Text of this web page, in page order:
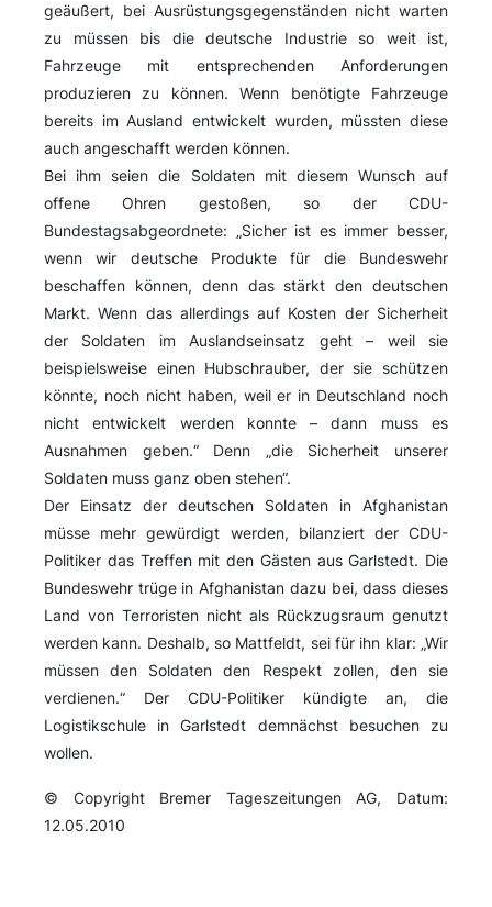
geäußert, bei Ausrüstungsgegenständen nicht warten
zu müssen bis die deutsche Industrie so weit ist,
Fahrzeuge mit entsprechenden Anforderungen
produzieren zu können. Wenn benötigte Fahrzeuge
bereits im Ausland entwickelt wurden, müssten diese
auch angeschafft werden können.
Bei ihm seien die Soldaten mit diesem Wunsch auf
offene Ohren gestoßen, so der CDU-
Bundestagsabgeordnete: „Sicher ist es immer besser,
wenn wir deutsche Produkte für die Bundeswehr
beschaffen können, denn das stärkt den deutschen
Markt. Wenn das allerdings auf Kosten der Sicherheit
der Soldaten im Auslandseinsatz geht – weil sie
beispielsweise einen Hubschrauber, der sie schützen
könnte, noch nicht haben, weil er in Deutschland noch
nicht entwickelt werden konnte – dann muss es
Ausnahmen geben.“ Denn „die Sicherheit unserer
Soldaten muss ganz oben stehen“.
Der Einsatz der deutschen Soldaten in Afghanistan
müsse mehr gewürdigt werden, bilanziert der CDU-
Politiker das Treffen mit den Gästen aus Garlstedt. Die
Bundeswehr trüge in Afghanistan dazu bei, dass dieses
Land von Terroristen nicht als Rückzugsraum genutzt
werden kann. Deshalb, so Mattfeldt, sei für ihn klar: „Wir
müssen den Soldaten den Respekt zollen, den sie
verdienen.“ Der CDU-Politiker kündigte an, die
Logistikschule in Garlstedt demnächst besuchen zu
wollen.
© Copyright Bremer Tageszeitungen AG, Datum:
12.05.2010